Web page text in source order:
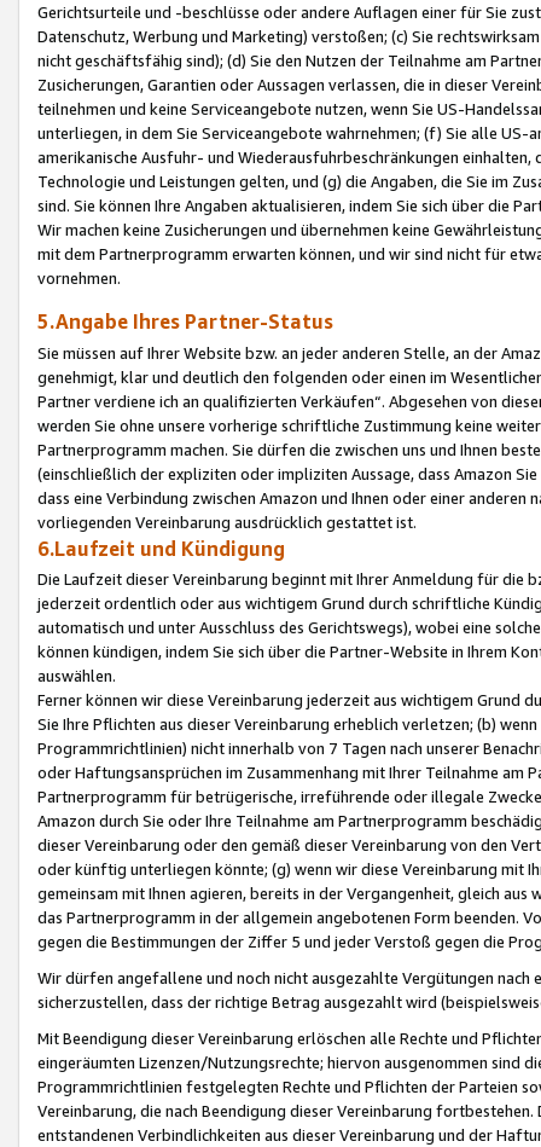
Gerichtsurteile und -beschlüsse oder andere Auflagen einer für Sie
Datenschutz, Werbung und Marketing) verstoßen; (c) Sie
nicht geschäftsfähig sind); (d) Sie den Nutzen der Teilnahme am
Zusicherungen, Garantien oder Aussagen verlassen, die in dieser
teilnehmen und keine Serviceangebote nutzen, wenn Sie US-
unterliegen, in dem Sie Serviceangebote wahrnehmen; (f) Sie alle
amerikanische Ausfuhr- und Wiederausfuhrbeschränkungen
Technologie und Leistungen gelten, und (g) die Angaben, die Sie im
sind. Sie können Ihre Angaben aktualisieren, indem Sie sich über die
Wir machen keine Zusicherungen und übernehmen keine
mit dem Partnerprogramm erwarten können, und wir sind nicht für
vornehmen.
5.Angabe Ihres Partner-Status
Sie müssen auf Ihrer Website bzw. an jeder anderen Stelle, an der
genehmigt, klar und deutlich den folgenden oder einen im
Partner verdiene ich an qualifizierten Verkäufen“. Abgesehen von
werden Sie ohne unsere vorherige schriftliche Zustimmung keine
Partnerprogramm machen. Sie dürfen die zwischen uns und Ihnen
(einschließlich der expliziten oder impliziten Aussage, dass Amazon
dass eine Verbindung zwischen Amazon und Ihnen oder einer
vorliegenden Vereinbarung ausdrücklich gestattet ist.
6.Laufzeit und Kündigung
Die Laufzeit dieser Vereinbarung beginnt mit Ihrer Anmeldung für die
jederzeit ordentlich oder aus wichtigem Grund durch schriftliche
automatisch und unter Ausschluss des Gerichtswegs), wobei eine
können kündigen, indem Sie sich über die Partner-Website in Ihrem
auswählen.
Ferner können wir diese Vereinbarung jederzeit aus wichtigem Grund
Sie Ihre Pflichten aus dieser Vereinbarung erheblich verletzen; (b)
Programmrichtlinien) nicht innerhalb von 7 Tagen nach unserer
oder Haftungsansprüchen im Zusammenhang mit Ihrer Teilnahme am
Partnerprogramm für betrügerische, irreführende oder illegale
Amazon durch Sie oder Ihre Teilnahme am Partnerprogramm
dieser Vereinbarung oder den gemäß dieser Vereinbarung von den
oder künftig unterliegen könnte; (g) wenn wir diese Vereinbarung mit
gemeinsam mit Ihnen agieren, bereits in der Vergangenheit, gleich
das Partnerprogramm in der allgemein angebotenen Form beenden.
gegen die Bestimmungen der Ziffer 5 und jeder Verstoß gegen die
Wir dürfen angefallene und noch nicht ausgezahlte Vergütungen
sicherzustellen, dass der richtige Betrag ausgezahlt wird
Mit Beendigung dieser Vereinbarung erlöschen alle Rechte und
eingeräumten Lizenzen/Nutzungsrechte; hiervon ausgenommen sind
Programmrichtlinien festgelegten Rechte und Pflichten der Parteien
Vereinbarung, die nach Beendigung dieser Vereinbarung
entstandenen Verbindlichkeiten aus dieser Vereinbarung und der